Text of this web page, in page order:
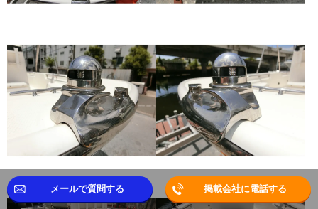
メールで質問する 掲載会社に電話する